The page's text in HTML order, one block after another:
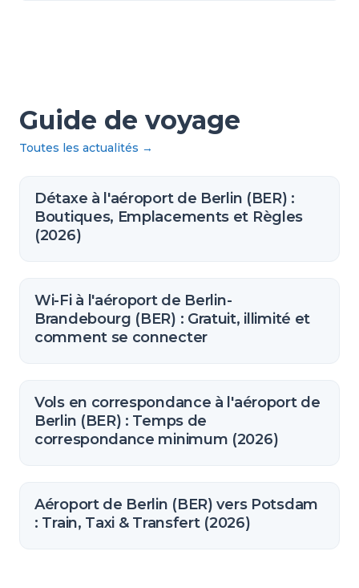
Guide de voyage
Toutes les actualités →
Détaxe à l'aéroport de Berlin (BER) :
Boutiques, Emplacements et Règles
(2026)
Wi-Fi à l'aéroport de Berlin-
Brandebourg (BER) : Gratuit, illimité et
comment se connecter
Vols en correspondance à l'aéroport de
Berlin (BER) : Temps de
correspondance minimum (2026)
Aéroport de Berlin (BER) vers Potsdam
: Train, Taxi & Transfert (2026)